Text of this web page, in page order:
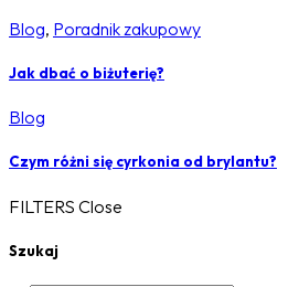
Blog, Poradnik zakupowy
Jak dbać o biżuterię?
Blog
Czym różni się cyrkonia od brylantu?
FILTERS Close
Szukaj